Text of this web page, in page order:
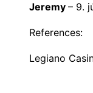
Jeremy – 9.
References:
Legiano